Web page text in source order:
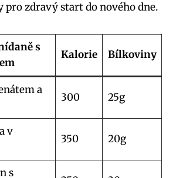
zdravý start do nového dne.
s
Kalorie Bílkoviny
a
300 25g
v
350 20g
s